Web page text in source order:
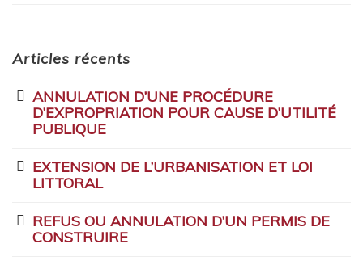
Articles récents
ANNULATION D’UNE PROCÉDURE
D’EXPROPRIATION POUR CAUSE D’UTILITÉ
PUBLIQUE
EXTENSION DE L’URBANISATION ET LOI
LITTORAL
REFUS OU ANNULATION D’UN PERMIS DE
CONSTRUIRE